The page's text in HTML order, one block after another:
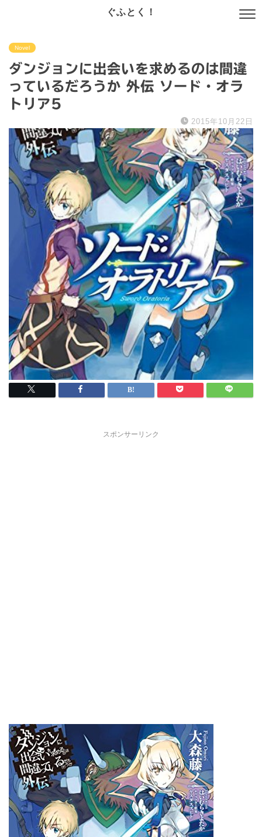
ぐふとく！
Novel
ダンジョンに出会いを求めるのは間違
っているだろうか 外伝 ソード・オラ
トリア5
2015年10月22日
スポンサーリンク